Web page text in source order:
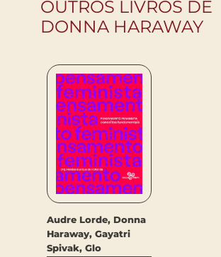
OUTROS LIVROS DE
DONNA HARAWAY
Audre Lorde, Donna
Haraway, Gayatri
Spivak, Glo